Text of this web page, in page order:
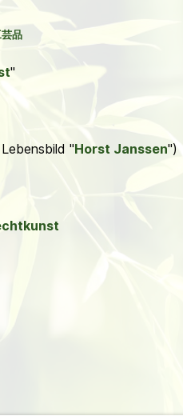
品
"
"Horst Janssen")